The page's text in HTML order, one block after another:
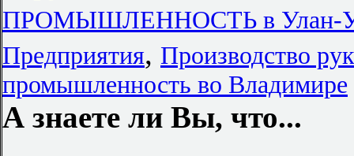
ПРОМЫШЛЕННОСТЬ в Улан-
Предприятия, Производство
промышленность во Владимире
А знаете ли Вы, что...